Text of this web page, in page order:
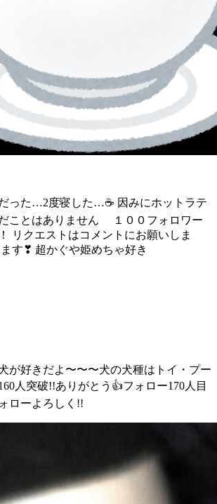
った…2度寝した…☕ 因みにホットラテ
ことはありません １００フォロワー
リクエストはコメントにお願いしま
す❣ 超かぐや姫めちゃ好き
が好きだよ〜〜〜犬の犬種はトイ・プー
人突破!!ありがとう👍フォロー170人目
ローよろしく!!